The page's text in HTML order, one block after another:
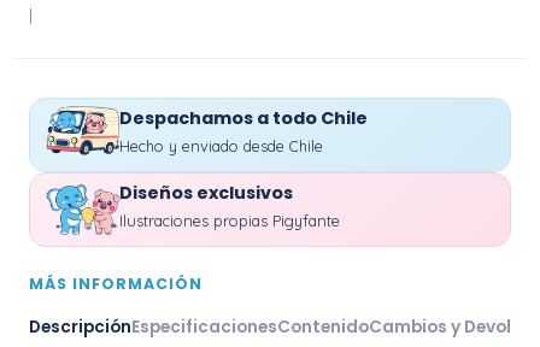
|
Despachamos a todo Chile
Hecho y enviado desde Chile
Diseños exclusivos
Ilustraciones propias Pigyfante
MÁS INFORMACIÓN
DescripciónEspecificacionesContenidoCambios y